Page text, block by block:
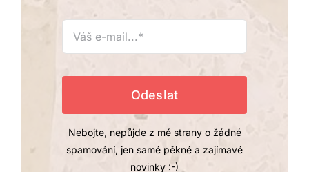
Nebojte, nepůjde z mé strany o žádné
spamování, jen samé pěkné a zajímavé
novinky :-)